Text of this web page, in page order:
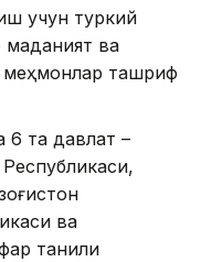
учун туркий
маданият ва
ташриф
6 та давлат –
ва
таниқли